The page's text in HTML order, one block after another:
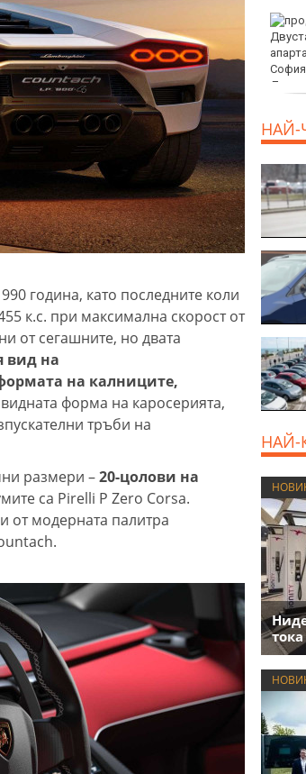
година, като последните коли
к.с. при максимална скорост от
от сегашните, но двата
вид на
на калниците,
форма на каросерията,
тръби на
размери –20-цолови на
са Pirelli P Zero Corsa.
от модерната палитра
Румъния: Радарите ни не
са засекли дрона преди
експлозията в България
НАЙ-
НАЙ-